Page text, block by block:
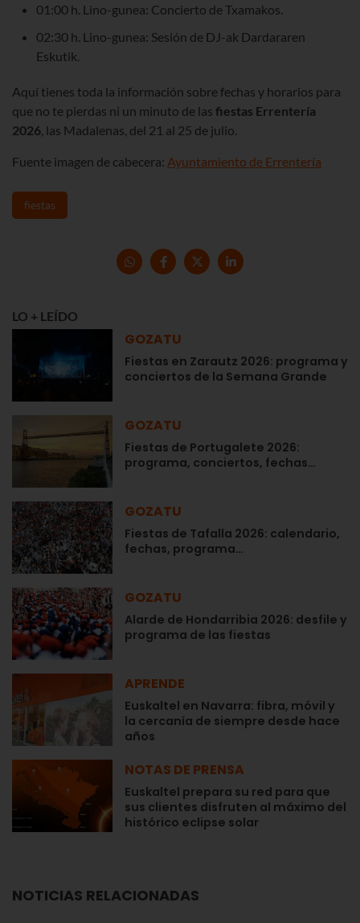
01:00 h. Lino-gunea: Concierto de Txamakos.
02:30 h. Lino-gunea: Sesión de DJ-ak Dardararen
Eskutik.
Aquí tienes toda la información sobre fechas y horarios para
que no te pierdas ni un minuto de las fiestas Errentería
2026, las Madalenas, del 21 al 25 de julio.
Fuente imagen de cabecera: Ayuntamiento de Errentería
fiestas
LO + LEÍDO
GOZATU
Fiestas en Zarautz 2026: programa y
conciertos de la Semana Grande
GOZATU
Fiestas de Portugalete 2026:
programa, conciertos, fechas…
GOZATU
Fiestas de Tafalla 2026: calendario,
fechas, programa…
GOZATU
Alarde de Hondarribia 2026: desfile y
programa de las fiestas
APRENDE
Euskaltel en Navarra: fibra, móvil y
la cercanía de siempre desde hace
años
NOTAS DE PRENSA
Euskaltel prepara su red para que
sus clientes disfruten al máximo del
histórico eclipse solar
NOTICIAS RELACIONADAS